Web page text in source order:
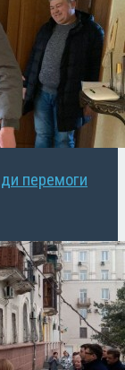
перемоги